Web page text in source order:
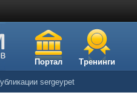
Портал Тренинги
sergeypet